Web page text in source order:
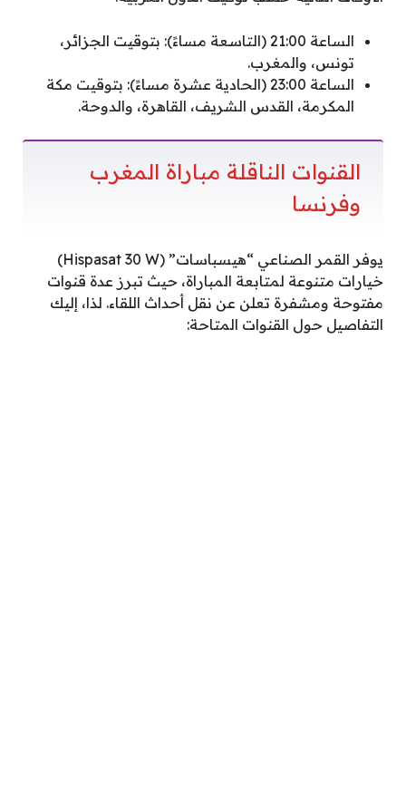
الساعة 21:00 (التاسعة مساءً): بتوقيت الجزائر،
تونس، والمغرب.
الساعة 23:00 (الحادية عشرة مساءً): بتوقيت مكة
المكرمة، القدس الشريف، القاهرة، والدوحة.
القنوات الناقلة مباراة المغرب
وفرنسا
يوفر القمر الصناعي “هيسباسات” (Hispasat 30 W)
خيارات متنوعة لمتابعة المباراة، حيث تبرز عدة قنوات
مفتوحة ومشفرة تعلن عن نقل أحداث اللقاء. لذا، إليك
التفاصيل حول القنوات المتاحة: